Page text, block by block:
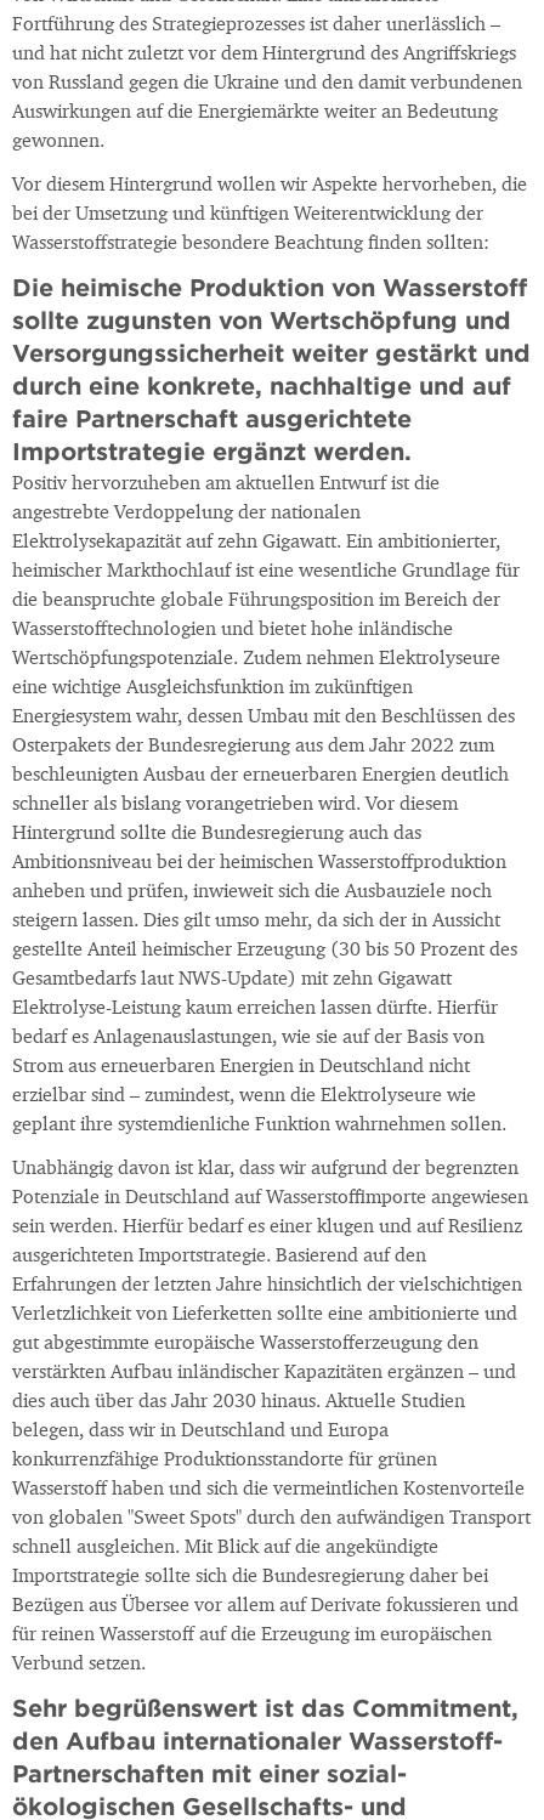
Fortführung des Strategieprozesses ist daher unerlässlich –
und hat nicht zuletzt vor dem Hintergrund des Angriffskriegs
von Russland gegen die Ukraine und den damit verbundenen
Auswirkungen auf die Energiemärkte weiter an Bedeutung
gewonnen.
Vor diesem Hintergrund wollen wir Aspekte hervorheben, die
bei der Umsetzung und künftigen Weiterentwicklung der
Wasserstoffstrategie besondere Beachtung finden sollten:
Die heimische Produktion von Wasserstoff
sollte zugunsten von Wertschöpfung und
Versorgungssicherheit weiter gestärkt und
durch eine konkrete, nachhaltige und auf
faire Partnerschaft ausgerichtete
Importstrategie ergänzt werden.
Positiv hervorzuheben am aktuellen Entwurf ist die
angestrebte Verdoppelung der nationalen
Elektrolysekapazität auf zehn Gigawatt. Ein ambitionierter,
heimischer Markthochlauf ist eine wesentliche Grundlage für
die beanspruchte globale Führungsposition im Bereich der
Wasserstofftechnologien und bietet hohe inländische
Wertschöpfungspotenziale. Zudem nehmen Elektrolyseure
eine wichtige Ausgleichsfunktion im zukünftigen
Energiesystem wahr, dessen Umbau mit den Beschlüssen des
Osterpakets der Bundesregierung aus dem Jahr 2022 zum
beschleunigten Ausbau der erneuerbaren Energien deutlich
schneller als bislang vorangetrieben wird. Vor diesem
Hintergrund sollte die Bundesregierung auch das
Ambitionsniveau bei der heimischen Wasserstoffproduktion
anheben und prüfen, inwieweit sich die Ausbauziele noch
steigern lassen. Dies gilt umso mehr, da sich der in Aussicht
gestellte Anteil heimischer Erzeugung (30 bis 50 Prozent des
Gesamtbedarfs laut NWS-Update) mit zehn Gigawatt
Elektrolyse-Leistung kaum erreichen lassen dürfte. Hierfür
bedarf es Anlagenauslastungen, wie sie auf der Basis von
Strom aus erneuerbaren Energien in Deutschland nicht
erzielbar sind – zumindest, wenn die Elektrolyseure wie
geplant ihre systemdienliche Funktion wahrnehmen sollen.
Unabhängig davon ist klar, dass wir aufgrund der begrenzten
Potenziale in Deutschland auf Wasserstoffimporte angewiesen
sein werden. Hierfür bedarf es einer klugen und auf Resilienz
ausgerichteten Importstrategie. Basierend auf den
Erfahrungen der letzten Jahre hinsichtlich der vielschichtigen
Verletzlichkeit von Lieferketten sollte eine ambitionierte und
gut abgestimmte europäische Wasserstofferzeugung den
verstärkten Aufbau inländischer Kapazitäten ergänzen – und
dies auch über das Jahr 2030 hinaus. Aktuelle Studien
belegen, dass wir in Deutschland und Europa
konkurrenzfähige Produktionsstandorte für grünen
Wasserstoff haben und sich die vermeintlichen Kostenvorteile
von globalen "Sweet Spots" durch den aufwändigen Transport
schnell ausgleichen. Mit Blick auf die angekündigte
Importstrategie sollte sich die Bundesregierung daher bei
Bezügen aus Übersee vor allem auf Derivate fokussieren und
für reinen Wasserstoff auf die Erzeugung im europäischen
Verbund setzen.
Sehr begrüßenswert ist das Commitment,
den Aufbau internationaler Wasserstoff-
Partnerschaften mit einer sozial-
ökologischen Gesellschafts- und